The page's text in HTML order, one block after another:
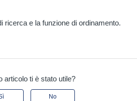
ricerca e la funzione di ordinamento.
articolo ti è stato utile?
No